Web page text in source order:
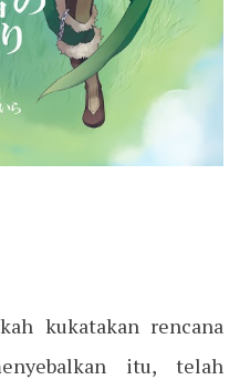
kukatakan rencana
itu, telah